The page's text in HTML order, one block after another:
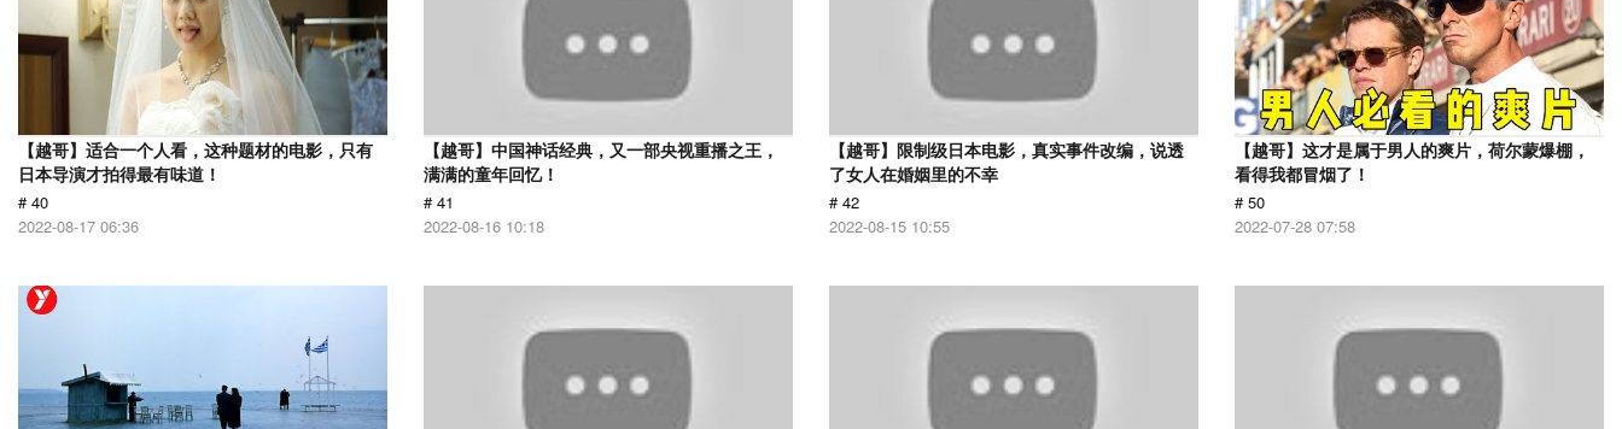
【越哥】适合一个人看，这种题材的电影，只有
日本导演才拍得最有味道！
# 40
2022-08-17 06:36
【越哥】中国神话经典，又一部央视重播之王，
满满的童年回忆！
# 41
2022-08-16 10:18
【越哥】限制级日本电影，真实事件改编，说透
了女人在婚姻里的不幸
# 42
2022-08-15 10:55
【越哥】这才是属于男人的爽片，荷尔蒙爆棚，
看得我都冒烟了！
# 50
2022-07-28 07:58